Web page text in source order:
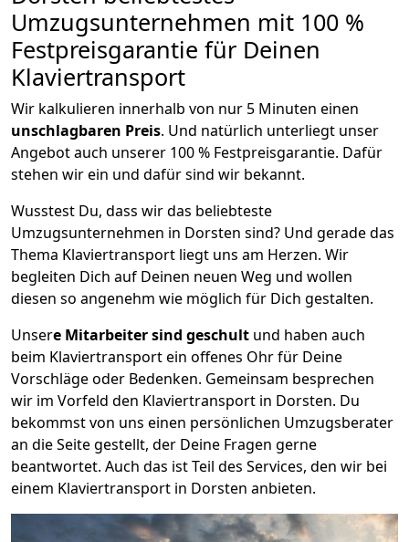
Umzugsunternehmen mit 100 %
Festpreisgarantie für Deinen
Klaviertransport
Wir kalkulieren innerhalb von nur 5 Minuten einen
unschlagbaren Preis. Und natürlich unterliegt unser
Angebot auch unserer 100 % Festpreisgarantie. Dafür
stehen wir ein und dafür sind wir bekannt.
Wusstest Du, dass wir das beliebteste
Umzugsunternehmen in Dorsten sind? Und gerade das
Thema Klaviertransport liegt uns am Herzen. Wir
begleiten Dich auf Deinen neuen Weg und wollen
diesen so angenehm wie möglich für Dich gestalten.
Unsere Mitarbeiter sind geschult und haben auch
beim Klaviertransport ein offenes Ohr für Deine
Vorschläge oder Bedenken. Gemeinsam besprechen
wir im Vorfeld den Klaviertransport in Dorsten. Du
bekommst von uns einen persönlichen Umzugsberater
an die Seite gestellt, der Deine Fragen gerne
beantwortet. Auch das ist Teil des Services, den wir bei
einem Klaviertransport in Dorsten anbieten.